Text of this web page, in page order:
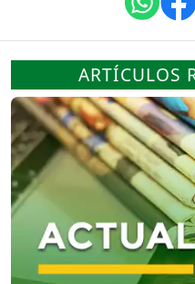
ARTÍCULOS